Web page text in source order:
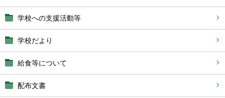
学校への支援活動等
学校だより
給食等について
配布文書